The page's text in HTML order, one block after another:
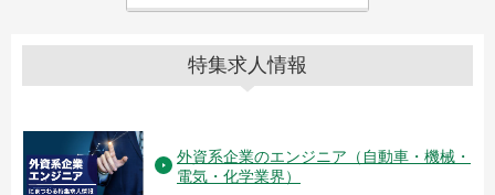
特集求人情報
外資系企業のエンジニア（自動車・機械・
電気・化学業界）